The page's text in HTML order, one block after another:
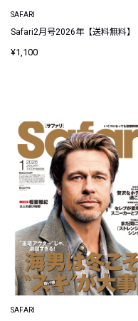
SAFARI
Safari2月号2026年【送料無料】
¥1,100
SAFARI